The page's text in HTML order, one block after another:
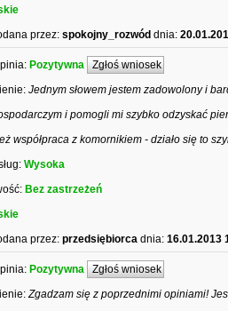
przez: spokojny_rozwód dnia:
Pozytywna Zgłoś wniosek
Jednym słowem jestem zadowolony i
i pomogli mi szybko odzyskać
współpraca z komornikiem - działo się to
Wysoka
Bez zastrzeżeń
przez: przedsiębiorca dnia: 16.01.2013
Pozytywna Zgłoś wniosek
Zgadzam się z poprzednimi opiniami!